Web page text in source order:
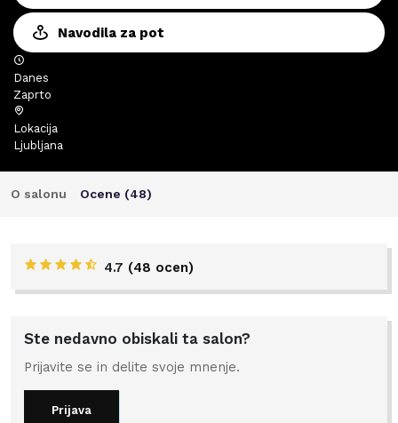
Navodila za pot
Danes
Zaprto
Lokacija
Ljubljana
O salonu Ocene (48)
4.7 (48 ocen)
Ste nedavno obiskali ta salon?
Prijavite se in delite svoje mnenje.
Prijava